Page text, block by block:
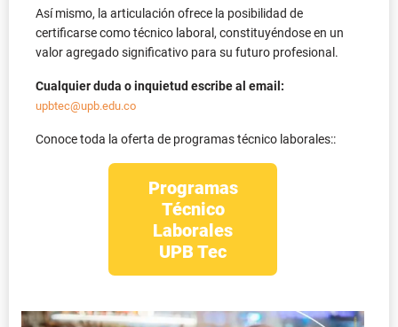
Así mismo, la articulación ofrece la posibilidad de
certificarse como técnico laboral, constituyéndose en un
valor agregado significativo para su futuro profesional.
Cualquier duda o inquietud escribe al email:
upbtec@upb.edu.co
Conoce toda la oferta de programas técnico laborales::
Programas
Técnico
Laborales
UPB Tec